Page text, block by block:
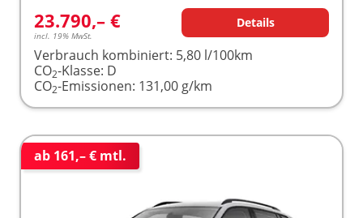
23.790,– €
incl. 19% MwSt.
Details
Verbrauch kombiniert: 5,80 l/100km
CO2-Klasse: D
CO2-Emissionen: 131,00 g/km
ab 161,– € mtl.